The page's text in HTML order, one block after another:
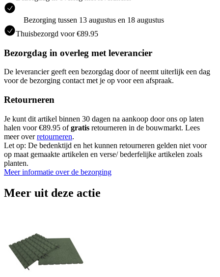
Bezorging tussen 13 augustus en 18 augustus
Thuisbezorgd voor €89.95
Bezorgdag in overleg met leverancier
De leverancier geeft een bezorgdag door of neemt uiterlijk een dag
voor de bezorging contact met je op voor een afspraak.
Retourneren
Je kunt dit artikel binnen 30 dagen na aankoop door ons op laten
halen voor €89.95 ofgratis retourneren in de bouwmarkt. Lees
meer overretourneren.
Let op: De bedenktijd en het kunnen retourneren gelden niet voor
op maat gemaakte artikelen en verse/ bederfelijke artikelen zoals
planten.
Meer informatie over de bezorging
Meer uit deze actie